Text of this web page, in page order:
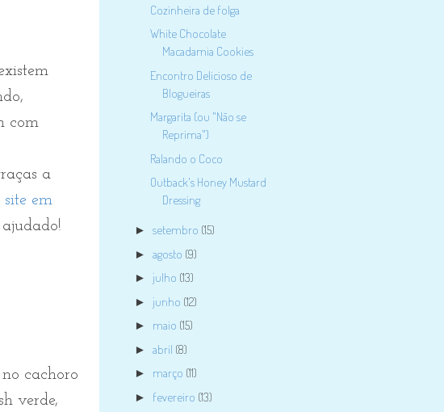
com
a
em
ajudado!
cachoro
verde,
Cozinheira de folga
White Chocolate
Macadamia Cookies
Encontro Delicioso de
Blogueiras
Margarita (ou "Não se
Reprima")
Ralando o Coco
Outback's Honey Mustard
Dressing
► setembro (15)
► agosto (9)
► julho (13)
► junho (12)
► maio (15)
► abril (8)
► março (11)
► fevereiro (13)